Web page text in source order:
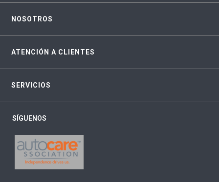
NOSOTROS
ATENCIÓN A CLIENTES
SERVICIOS
SÍGUENOS